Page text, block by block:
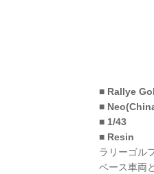
■ Rallye
■
■ 1/43
■ Resin
ラリーゴル
ベース車両